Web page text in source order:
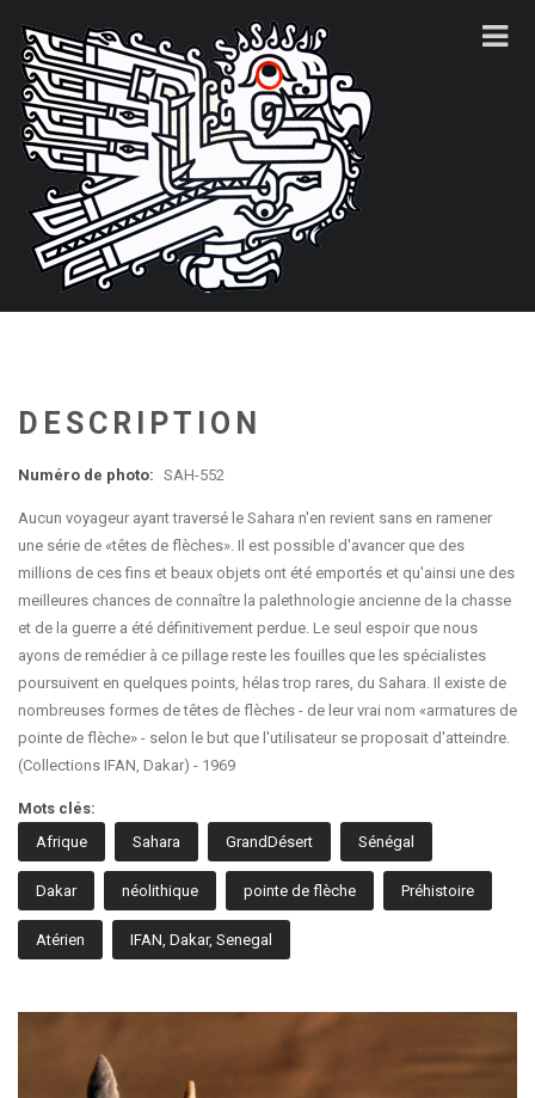
DESCRIPTION
Numéro de photo: SAH-552
Aucun voyageur ayant traversé le Sahara n'en revient sans en ramener
une série de «têtes de flèches». Il est possible d'avancer que des
millions de ces fins et beaux objets ont été emportés et qu'ainsi une des
meilleures chances de connaître la palethnologie ancienne de la chasse
et de la guerre a été définitivement perdue. Le seul espoir que nous
ayons de remédier à ce pillage reste les fouilles que les spécialistes
poursuivent en quelques points, hélas trop rares, du Sahara. Il existe de
nombreuses formes de têtes de flèches - de leur vrai nom «armatures de
pointe de flèche» - selon le but que l'utilisateur se proposait d'atteindre.
(Collections IFAN, Dakar) - 1969
Mots clés:
Afrique
Sahara GrandDésert Sénégal
Dakar néolithique pointe de flèche Préhistoire
Atérien IFAN, Dakar, Senegal